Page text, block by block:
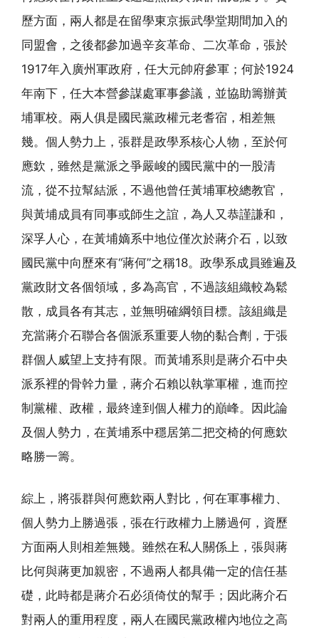
歷方面，兩人都是在留學東京振武學堂期間加入的
同盟會，之後都參加過辛亥革命、二次革命，張於
1917年入廣州軍政府，任大元帥府參軍；何於1924
年南下，任大本營參謀處軍事參議，並協助籌辦黃
埔軍校。兩人俱是國民黨政權元老耆宿，相差無
幾。個人勢力上，張群是政學系核心人物，至於何
應欽，雖然是黨派之爭嚴峻的國民黨中的一股清
流，從不拉幫結派，不過他曾任黃埔軍校總教官，
與黃埔成員有同事或師生之誼，為人又恭謹謙和，
深孚人心，在黃埔嫡系中地位僅次於蔣介石，以致
國民黨中向歷來有“蔣何”之稱18。政學系成員雖遍及
黨政財文各個領域，多為高官，不過該組織較為鬆
散，成員各有其志，並無明確綱領目標。該組織是
充當蔣介石聯合各個派系重要人物的黏合劑，于張
群個人威望上支持有限。而黃埔系則是蔣介石中央
派系裡的骨幹力量，蔣介石賴以執掌軍權，進而控
制黨權、政權，最終達到個人權力的巔峰。因此論
及個人勢力，在黃埔系中穩居第二把交椅的何應欽
略勝一籌。
綜上，將張群與何應欽兩人對比，何在軍事權力、
個人勢力上勝過張，張在行政權力上勝過何，資歷
方面兩人則相差無幾。雖然在私人關係上，張與蔣
比何與蔣更加親密，不過兩人都具備一定的信任基
礎，此時都是蔣介石必須倚仗的幫手；因此蔣介石
對兩人的重用程度，兩人在國民黨政權內地位之高